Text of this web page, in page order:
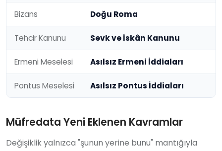
Bizans Doğu Roma
Tehcir Kanunu Sevk ve İskân Kanunu
Ermeni Meselesi Asılsız Ermeni İddiaları
Pontus Meselesi Asılsız Pontus İddiaları
Müfredata Yeni Eklenen Kavramlar
Değişiklik yalnızca "şunun yerine bunu" mantığıyla